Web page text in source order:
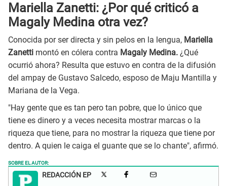
Mariella Zanetti: ¿Por qué criticó a
Magaly Medina otra vez?
Conocida por ser directa y sin pelos en la lengua, Mariella
Zanetti montó en cólera contra Magaly Medina. ¿Qué
ocurrió ahora? Resulta que estuvo en contra de la difusión
del ampay de Gustavo Salcedo, esposo de Maju Mantilla y
Mariana de la Vega.
"Hay gente que es tan pero tan pobre, que lo único que
tiene es dinero y a veces necesita mostrar marcas o la
riqueza que tiene, para no mostrar la riqueza que tiene por
dentro. A quien le caiga el guante que se lo chante", afirmó.
SOBRE EL AUTOR:
REDACCIÓN EP